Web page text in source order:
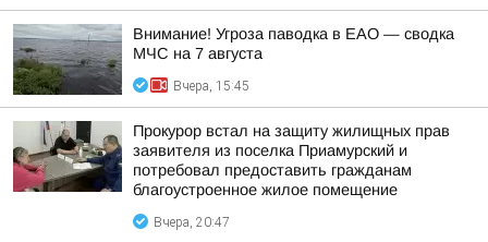
Внимание! Угроза паводка в ЕАО — сводка
МЧС на 7 августа
Вчера, 15:45
Прокурор встал на защиту жилищных прав
заявителя из поселка Приамурский и
потребовал предоставить гражданам
благоустроенное жилое помещение
Вчера, 20:47